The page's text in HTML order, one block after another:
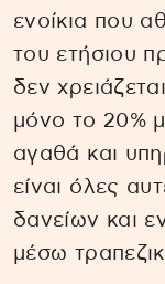
ενοίκια που
του ετήσιου
δεν
μόνο το 20%
αγαθά και
είναι όλες
δανείων και
μέσω